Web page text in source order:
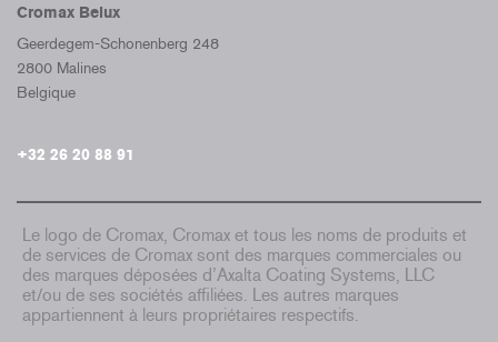
Cromax Belux
Geerdegem-Schonenberg 248
2800 Malines
Belgique
+32 26 20 88 91
Le logo de Cromax, Cromax et tous les noms de produits et
de services de Cromax sont des marques commerciales ou
des marques déposées d’Axalta Coating Systems, LLC
et/ou de ses sociétés affiliées. Les autres marques
appartiennent à leurs propriétaires respectifs.